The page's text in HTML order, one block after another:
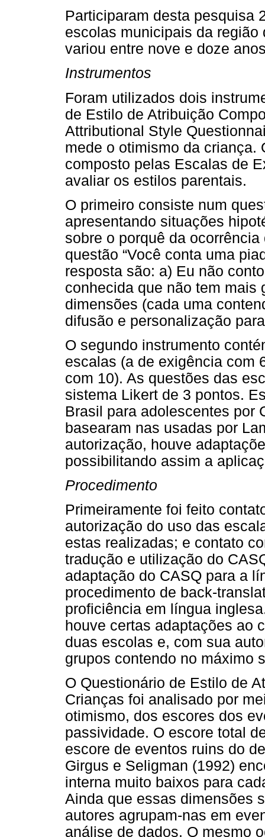
Participaram desta pesquisa
escolas municipais da
variou entre nove e doze
Instrumentos
Foram utilizados dois
de Estilo de Atribuição
Attributional Style
mede o otimismo da criança.
composto pelas Escalas de
avaliar os estilos parentais.
O primeiro consiste num
apresentando situações
sobre o porquê da
questão “Você conta uma
resposta são: a) Eu não
conhecida que não tem mais
dimensões (cada uma
difusão e personalização
O segundo instrumento
escalas (a de exigência com
com 10). As questões das
sistema Likert de 3 pontos.
Brasil para adolescentes por
basearam nas usadas por
autorização, houve
possibilitando assim a
Procedimento
Primeiramente foi feito
autorização do uso das
estas realizadas; e contato
tradução e utilização do
adaptação do CASQ para a
procedimento de back-
proficiência em língua
houve certas adaptações ao
duas escolas e, com sua
grupos contendo no máximo
O Questionário de Estilo de
Crianças foi analisado por
otimismo, dos escores dos
passividade. O escore total
escore de eventos ruins do
Girgus e Seligman (1992)
interna muito baixos para
Ainda que essas dimensões
autores agrupam-nas em
análise de dados. O mesmo